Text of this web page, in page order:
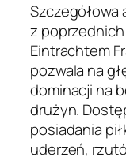
z
Eintrachtem
pozwala na
dominacji na
drużyn.
posiadania
uderzeń,